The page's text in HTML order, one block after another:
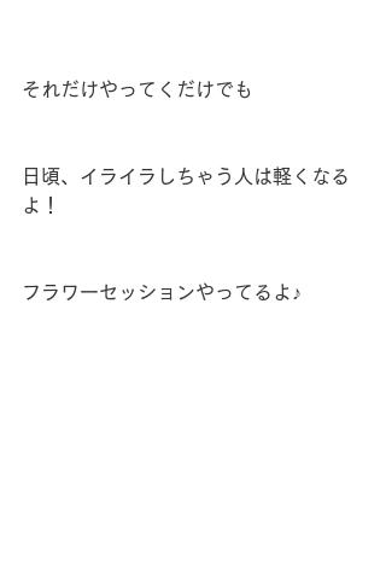
それだけやってくだけでも
日頃、イライラしちゃう人は軽くなる
よ！
フラワーセッションやってるよ♪